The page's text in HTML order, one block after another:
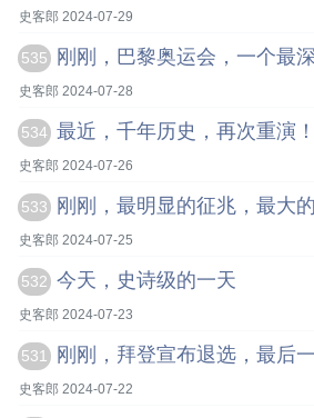
史客郎 2024-07-29
535 刚刚，巴黎奥运会，一个最
史客郎 2024-07-28
534 最近，千年历史，再次重演！
史客郎 2024-07-26
533 刚刚，最明显的征兆，最大
史客郎 2024-07-25
532 今天，史诗级的一天
史客郎 2024-07-23
531 刚刚，拜登宣布退选，最后
史客郎 2024-07-22